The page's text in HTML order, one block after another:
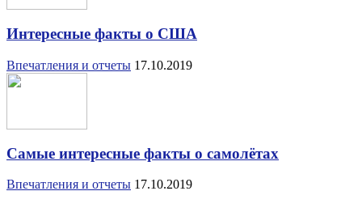
Интересные факты о США
Впечатления и отчеты 17.10.2019
Самые интересные факты о самолётах
Впечатления и отчеты 17.10.2019